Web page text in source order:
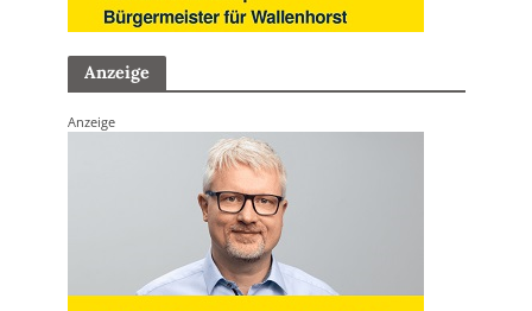
Anzeige
Anzeige